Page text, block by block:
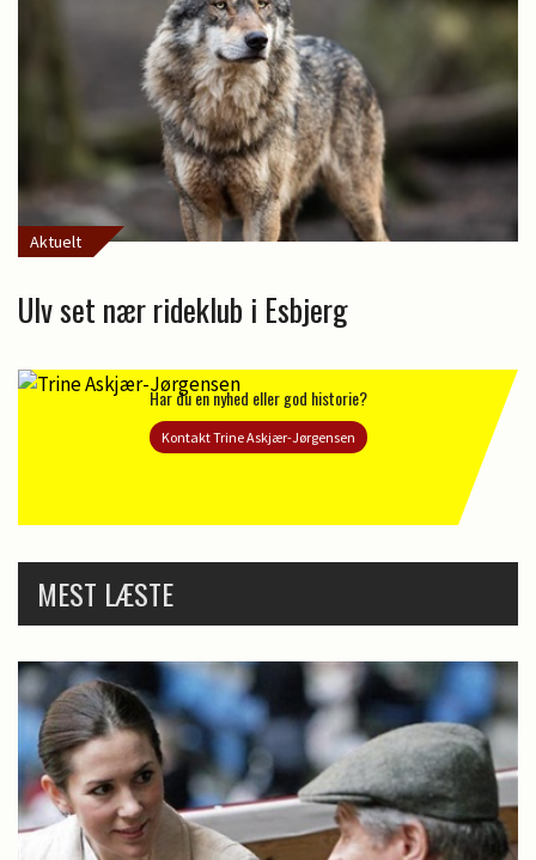
Aktuelt
Ulv set nær rideklub i Esbjerg
Har du en nyhed eller god historie?
Kontakt Trine Askjær-Jørgensen
MEST LÆSTE